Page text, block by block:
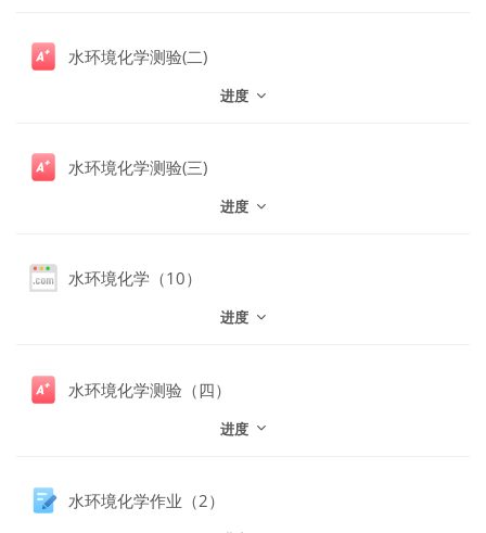
水环境化学测验(二)
进度
水环境化学测验(三)
进度
水环境化学（10）
进度
水环境化学测验（四）
进度
水环境化学作业（2）